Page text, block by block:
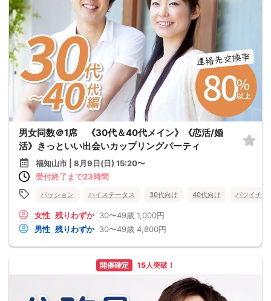
男女同数＠1席 《30代＆40代メイン》《恋活/婚
活》きっといい出会いカップリングパーティ
福知山市 | 8月9日(日) 15:20〜
受付終了まで23時間
パッション ハイステータス 30代向け 40代向け バツイチ・
女性 残りわずか 30〜49歳 1,000円
男性 残りわずか 30〜49歳 4,800円
開催確定 15人突破！